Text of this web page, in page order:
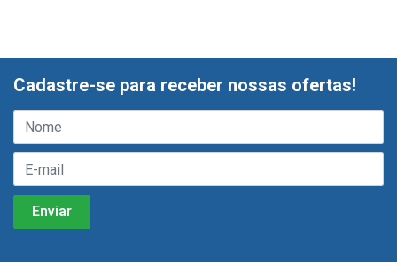
Cadastre-se para receber nossas ofertas!